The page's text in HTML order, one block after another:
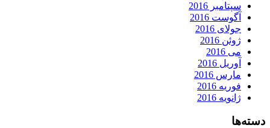
سپتامبر 2016
آگوست 2016
جولای 2016
ژوئن 2016
می 2016
آوریل 2016
مارس 2016
فوریه 2016
ژانویه 2016
دسته‌ها